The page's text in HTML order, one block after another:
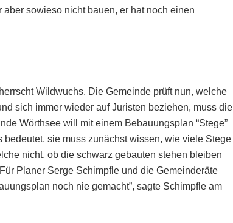
sowieso nicht bauen, er hat noch einen
Wildwuchs. Die Gemeinde prüft nun, welche
sich immer wieder auf Juristen beziehen, muss die
Wörthsee will mit einem Bebauungsplan “Stege”
sie muss zunächst wissen, wie viele Stege
nicht, ob die schwarz gebauten stehen bleiben
Planer Serge Schimpfle und die Gemeinderäte
noch nie gemacht”, sagte Schimpfle am